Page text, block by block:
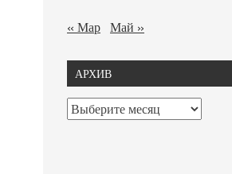
« Мар Май »
АРХИВ